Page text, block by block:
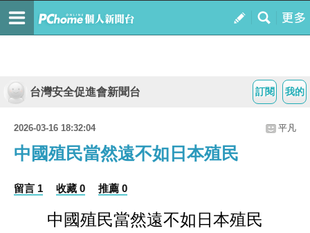
我的
訂閱
台灣安全促進會新聞台
2026-03-16 18:32:04 平凡
中國殖民當然遠不如日本殖民
留言 1 收藏 0 推薦 0
中國殖民當然遠不如日本殖民